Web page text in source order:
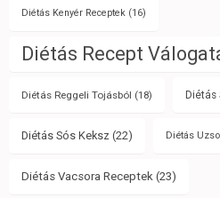
Diétás Kenyér Receptek (16)
Diétás Recept
Diétás Reggeli Tojásból (18)
Diétás Sós Keksz (22) Diétás
Diétás Vacsora Receptek (23)